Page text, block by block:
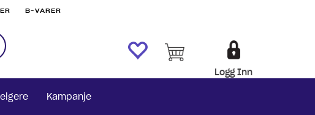
B-VARER
Logg Inn
Kampanje